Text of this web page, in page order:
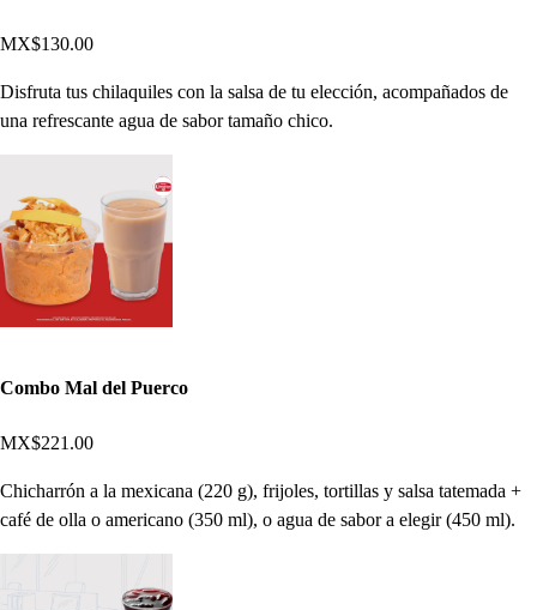
MX$130.00
Disfruta tus chilaquiles con la salsa de tu elección, acompañados de
una refrescante agua de sabor tamaño chico.
Combo Mal del Puerco
MX$221.00
Chicharrón a la mexicana (220 g), frijoles, tortillas y salsa tatemada +
café de olla o americano (350 ml), o agua de sabor a elegir (450 ml).